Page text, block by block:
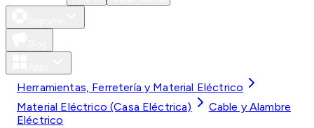
Herramientas, Ferretería y Material Eléctrico
Material Eléctrico (Casa Eléctrica)
Cable y Alambre
Eléctrico